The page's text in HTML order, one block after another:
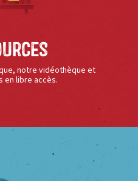
notre vidéothèque et
en libre accès.